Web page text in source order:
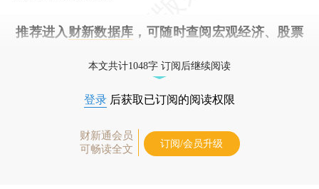
推荐进入 财新数据库 ，可随时查阅宏观经济、股票
本文共计1048字 订阅后继续阅读
登录 后获取已订阅的阅读权限
财新通会员
可畅读全文
订阅/会员升级